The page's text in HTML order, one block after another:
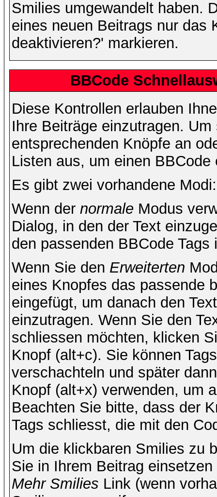
Smilies umgewandelt haben.
eines neuen Beitrags nur das
deaktivieren?' markieren.
BBCode
Diese Kontrollen erlauben
Ihre Beiträge einzutragen.
entsprechenden Knöpfe an
Listen aus, um einen BBCode
Es gibt zwei vorhandene
Wenn der normale Modus
Dialog, in den der Text
den passenden BBCode
Wenn Sie den Erweiterten
eines Knopfes das passende
eingefügt, um danach den
einzutragen. Wenn Sie den
schliessen möchten, klicken
Knopf (alt+c). Sie können
verschachteln und später
Knopf (alt+x) verwenden, um
Beachten Sie bitte, dass der
Tags schliesst, die mit den
Um die klickbaren Smilies zu
Sie in Ihrem Beitrag
Mehr Smilies Link (wenn